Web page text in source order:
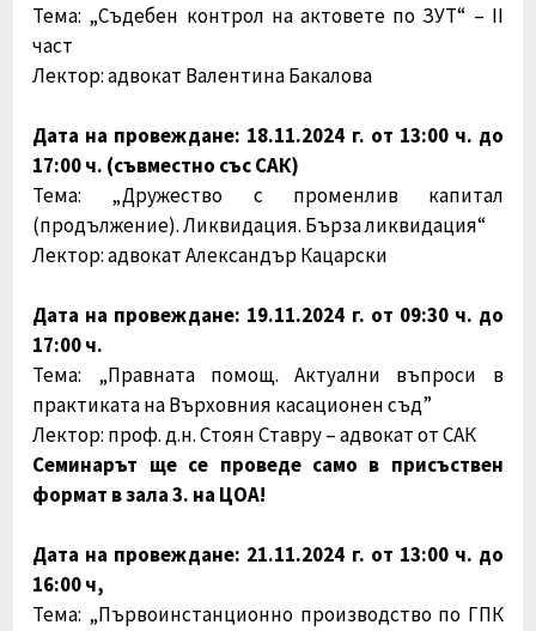
Тема: „Съдебен контрол на актовете по ЗУТ“ – II
част
Лектор: адвокат Валентина Бакалова
Дата на провеждане: 18.11.2024 г. от 13:00 ч. до
17:00 ч. (съвместно със САК)
Тема: „Дружество с променлив капитал
(продължение). Ликвидация. Бърза ликвидация“
Лектор: адвокат Александър Кацарски
Дата на провеждане: 19.11.2024 г. от 09:30 ч. до
17:00 ч.
Тема: „Правната помощ. Актуални въпроси в
практиката на Върховния касационен съд”
Лектор: проф. д.н. Стоян Ставру – адвокат от САК
Семинарът ще се проведе само в присъствен
формат в зала 3. на ЦОА!
Дата на провеждане: 21.11.2024 г. от 13:00 ч. до
16:00 ч,
Тема: „Първоинстанционно производство по ГПК